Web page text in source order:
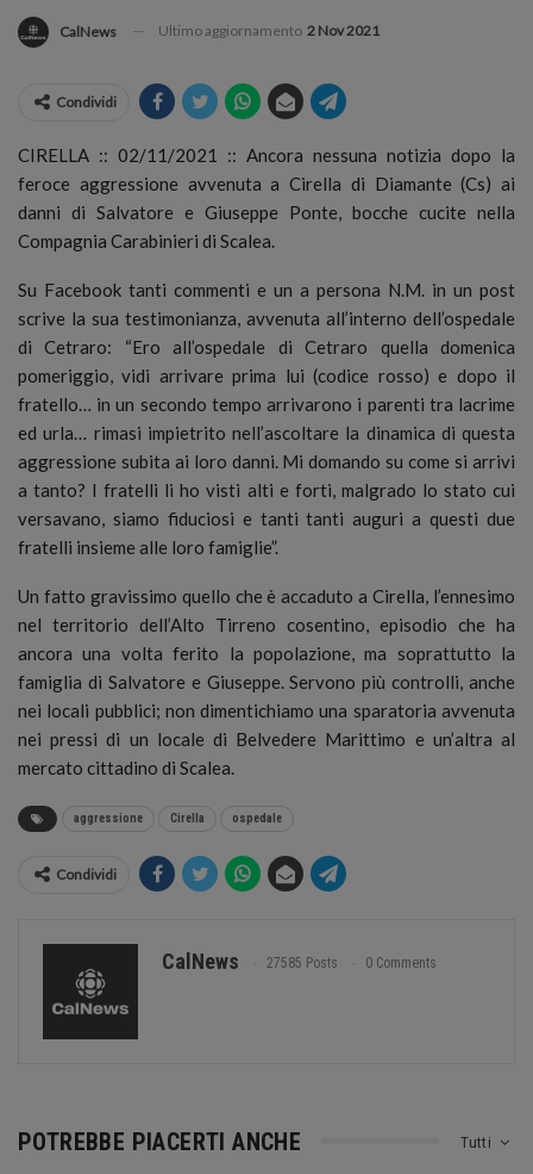
CalNews Ultimo aggiornamento 2 Nov 2021
Condividi
CIRELLA :: 02/11/2021 :: Ancora nessuna notizia dopo la
feroce aggressione avvenuta a Cirella di Diamante (Cs) ai
danni di Salvatore e Giuseppe Ponte, bocche cucite nella
Compagnia Carabinieri di Scalea.
Su Facebook tanti commenti e un a persona N.M. in un post
scrive la sua testimonianza, avvenuta all’interno dell’ospedale
di Cetraro: “Ero all’ospedale di Cetraro quella domenica
pomeriggio, vidi arrivare prima lui (codice rosso) e dopo il
fratello… in un secondo tempo arrivarono i parenti tra lacrime
ed urla… rimasi impietrito nell’ascoltare la dinamica di questa
aggressione subita ai loro danni. Mi domando su come si arrivi
a tanto? I fratelli li ho visti alti e forti, malgrado lo stato cui
versavano, siamo fiduciosi e tanti tanti auguri a questi due
fratelli insieme alle loro famiglie”.
Un fatto gravissimo quello che è accaduto a Cirella, l’ennesimo
nel territorio dell’Alto Tirreno cosentino, episodio che ha
ancora una volta ferito la popolazione, ma soprattutto la
famiglia di Salvatore e Giuseppe. Servono più controlli, anche
nei locali pubblici; non dimentichiamo una sparatoria avvenuta
nei pressi di un locale di Belvedere Marittimo e un’altra al
mercato cittadino di Scalea.
aggressione Cirella ospedale
Condividi
CalNews 27585 Posts 0 Comments
Tutti
POTREBBE PIACERTI ANCHE